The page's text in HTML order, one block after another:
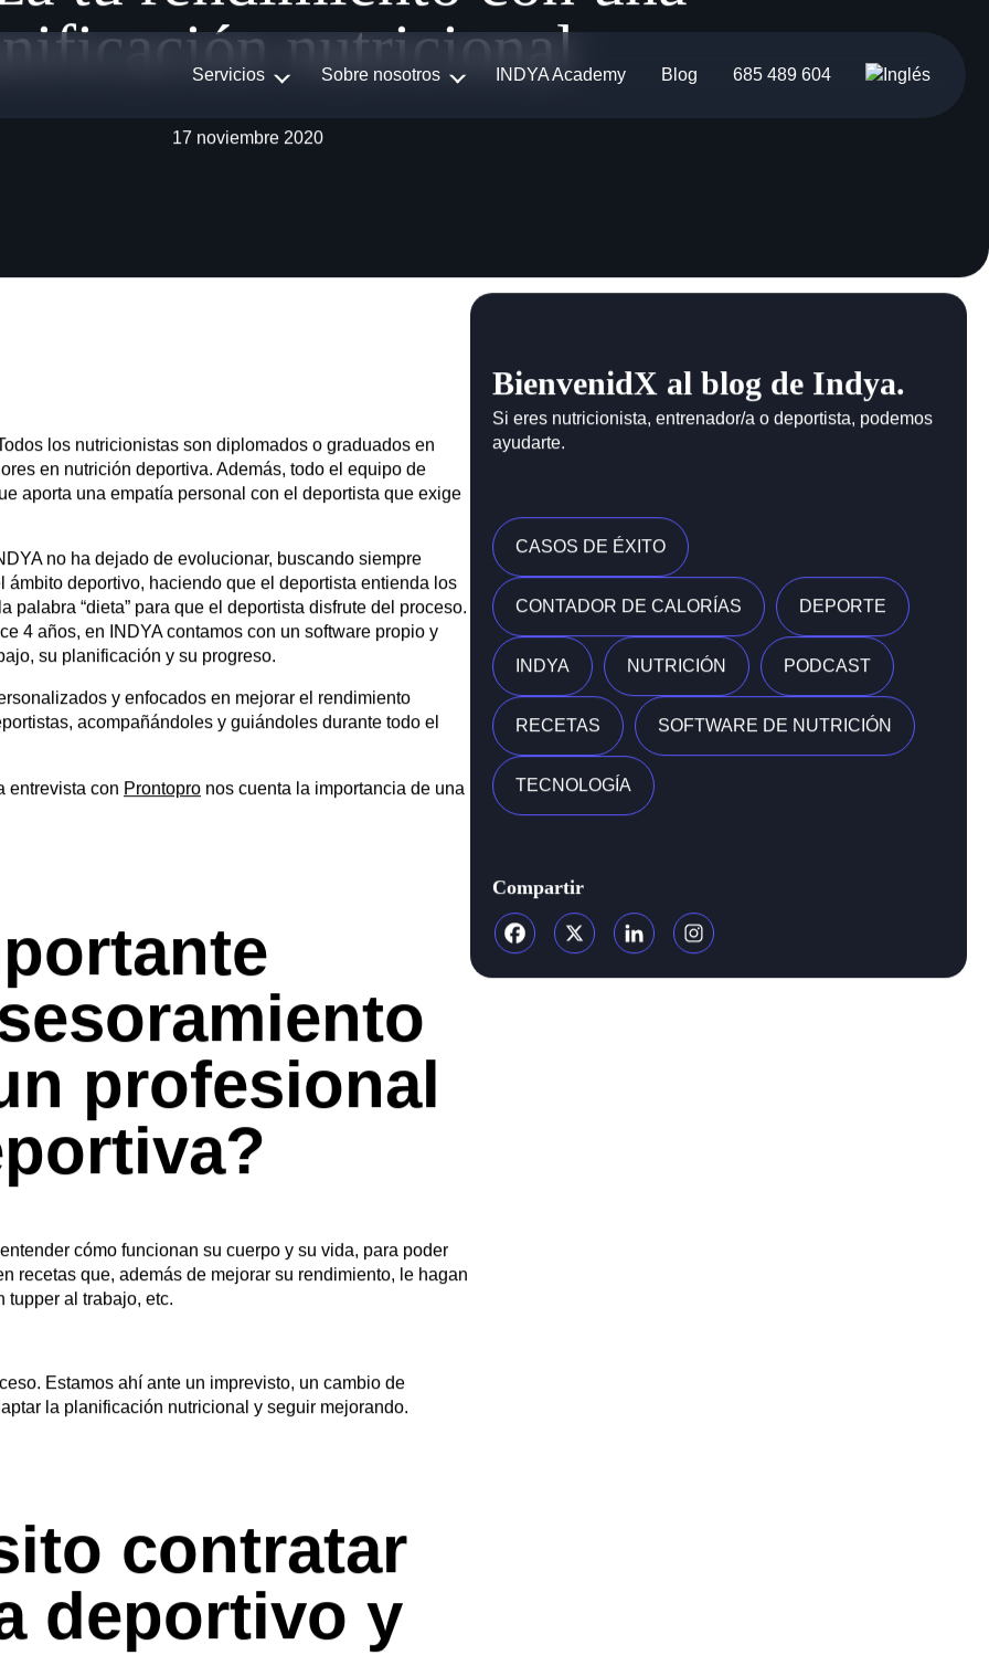
Servicios Sobre nosotros INDYA Academy Blog 685 489 604
tu rendimiento con una
nutricional
17 noviembre 2020
los nutricionistas son diplomados o graduados en
en nutrición deportiva. Además, todo el equipo de
aporta una empatía personal con el deportista que exige
“dieta” para que el deportista disfrute del proceso.
4 años, en INDYA contamos con un software propio y
su planificación y su progreso.
y enfocados en mejorar el rendimiento
acompañándoles y guiándoles durante todo el
entrevista con Prontopronos cuenta la importancia de una
profesional
cómo funcionan su cuerpo y su vida, para poder
recetas que, además de mejorar su rendimiento, le hagan
tupper al trabajo, etc.
BienvenidX al blog de Indya.
Si eres nutricionista, entrenador/a o deportista, podemos
ayudarte.
CONTADOR DE CALORÍAS
INDYA NUTRICIÓN PODCAST